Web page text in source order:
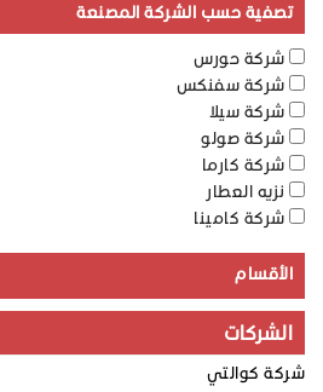
تصفية حسب الشركة المصنعة
شركة حورس
شركة سفنكس
شركة سيلا
شركة صولو
شركة كارما
نزيه العطار
شركة كامينا
الأقسام
الشركات
شركة كوالتي